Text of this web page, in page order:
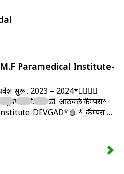
Paramedical Institute-
सुरू.. 2023 – 2024*🏃‍♂️🏃‍♀️
सुवर्णसंधी…* *डॉ. आठवले कॅम्पस*
DEVGAD*🩸 *_कॅम्पस …